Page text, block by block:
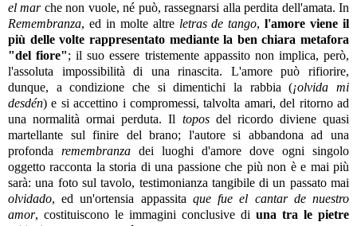
el marche non vuole, né può, rassegnarsi alla perdita dell'amata. In
Remembranza, ed in molte altre letras de tango,l'amore viene il
più delle volte rappresentato mediante la ben chiara metafora
"del fiore"; il suo essere tristemente appassito non implica, però,
l'assoluta impossibilità di una rinascita. L'amore può rifiorire,
dunque, a condizione che si dimentichi la rabbia (¡olvida mi
desdén) e si accettino i compromessi, talvolta amari, del ritorno ad
una normalità ormai perduta. Il toposdel ricordo diviene quasi
martellante sul finire del brano; l'autore si abbandona ad una
profonda remembranza dei luoghi d'amore dove ogni singolo
oggetto racconta la storia di una passione che più non è e mai più
sarà: una foto sul tavolo, testimonianza tangibile di un passato mai
olvidado, ed un'ortensia appassita que fue el cantar de nuestro
amor, costituiscono le immagini conclusive di una tra le pietre